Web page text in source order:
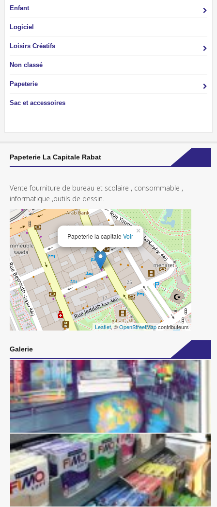
Enfant
Logiciel
Loisirs Créatifs
Non classé
Papeterie
Sac et accessoires
Papeterie La Capitale Rabat
Vente fourniture de bureau et scolaire , consommable ,
informatique ,outils de dessin.
Papeterie la capitale Voir
×
Leaflet, ©OpenStreetMapcontributeurs
Galerie